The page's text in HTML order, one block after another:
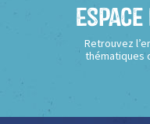
Retrouvez
thématiques